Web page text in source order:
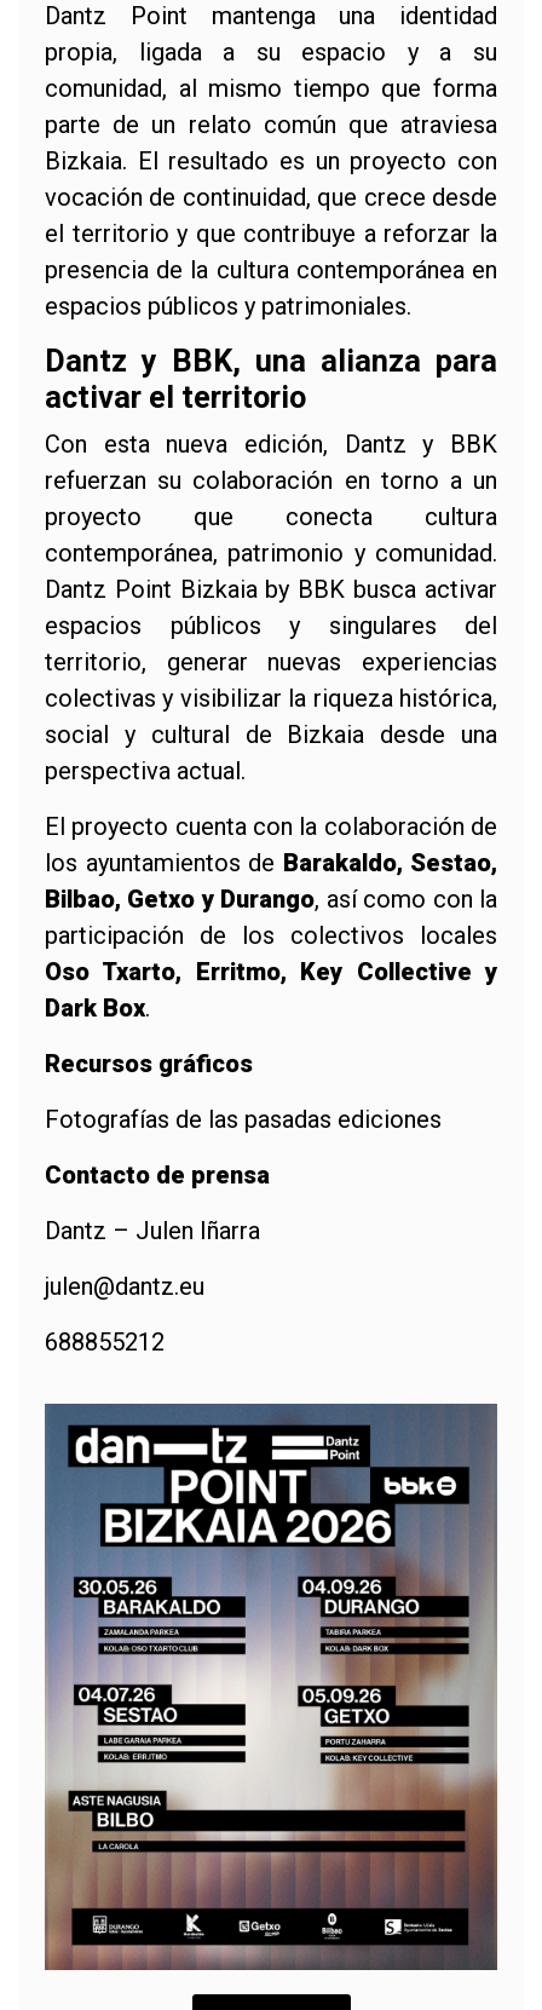
Dantz Point mantenga una identidad
propia, ligada a su espacio y a su
comunidad, al mismo tiempo que forma
parte de un relato común que atraviesa
Bizkaia. El resultado es un proyecto con
vocación de continuidad, que crece desde
el territorio y que contribuye a reforzar la
presencia de la cultura contemporánea en
espacios públicos y patrimoniales.
Dantz y BBK, una alianza para
activar el territorio
Con esta nueva edición, Dantz y BBK
refuerzan su colaboración en torno a un
proyecto que conecta cultura
contemporánea, patrimonio y comunidad.
Dantz Point Bizkaia by BBK busca activar
espacios públicos y singulares del
territorio, generar nuevas experiencias
colectivas y visibilizar la riqueza histórica,
social y cultural de Bizkaia desde una
perspectiva actual.
El proyecto cuenta con la colaboración de
los ayuntamientos de Barakaldo, Sestao,
Bilbao, Getxo y Durango, así como con la
participación de los colectivos locales
Oso Txarto, Erritmo, Key Collective y
Dark Box.
Recursos gráficos
Fotografías de las pasadas ediciones
Contacto de prensa
Dantz – Julen Iñarra
julen@dantz.eu
688855212